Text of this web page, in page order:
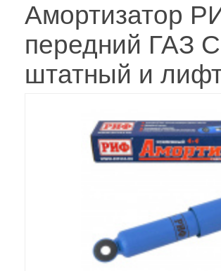
Амортизатор
передний ГАЗ
штатный и